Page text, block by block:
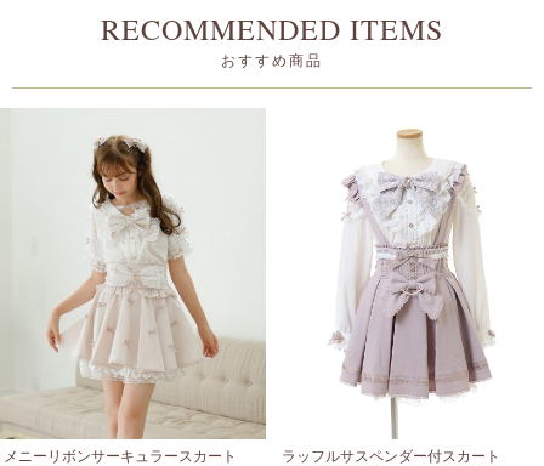
RECOMMENDED ITEMS
おすすめ商品
メニーリボンサーキュラースカート
ラッフルサスペンダー付スカート